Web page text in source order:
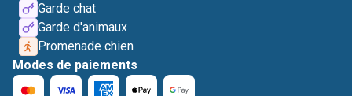
Garde chat
Garde d'animaux
Promenade chien
Modes de paiements